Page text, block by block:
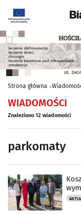
Strona główna
WIADOMOŚCI
Znaleziono 12 wiadomości
parkomaty